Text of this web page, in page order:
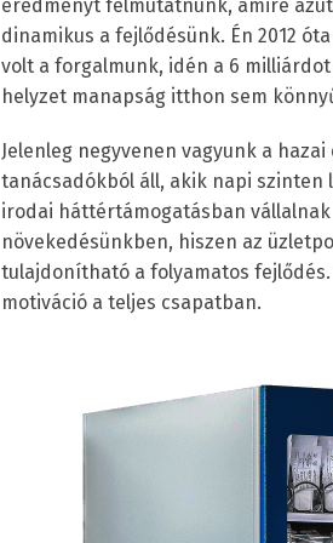
eredményt felmutatnunk, amire
dinamikus a fejlődésünk. Én 2012
volt a forgalmunk, idén a 6
helyzet manapság itthon sem
Jelenleg negyvenen vagyunk a
tanácsadókból áll, akik napi
irodai háttértámogatásban
növekedésünkben, hiszen az
tulajdonítható a folyamatos fejlődés.
motiváció a teljes csapatban.